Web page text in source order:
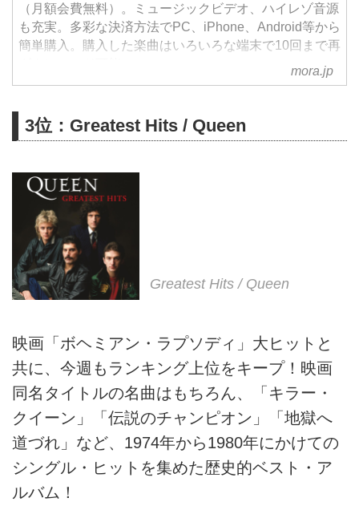
（月額会費無料）。ミュージックビデオ、ハイレゾ音源
も充実。多彩な決済方法でPC、iPhone、Android等から
簡単購入。購入した楽曲はいろいろな端末で10回まで再
mora.jp
3位：Greatest Hits / Queen
Greatest Hits / Queen
映画「ボヘミアン・ラプソディ」大ヒットと
共に、今週もランキング上位をキープ！映画
同名タイトルの名曲はもちろん、「キラー・
クイーン」「伝説のチャンピオン」「地獄へ
道づれ」など、1974年から1980年にかけての
シングル・ヒットを集めた歴史的ベスト・ア
ルバム！